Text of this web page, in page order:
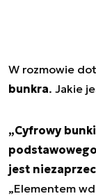
W rozmowie
bunkra. Jakie
„Cyfrowy
jest
„Elementem